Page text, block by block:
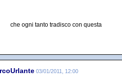
che ogni tanto tradisco con questa
03/01/2011, 12:00